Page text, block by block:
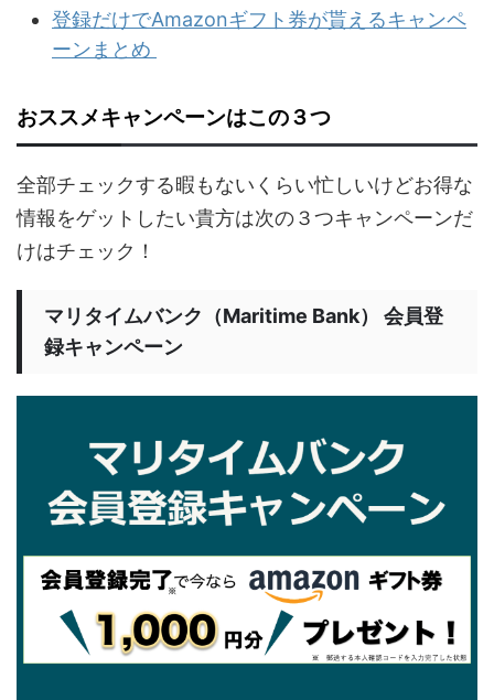
登録だけでAmazonギフト券が貰えるキャンペ
ーンまとめ
おススメキャンペーンはこの３つ
全部チェックする暇もないくらい忙しいけどお得な
情報をゲットしたい貴方は次の３つキャンペーンだ
けはチェック！
マリタイムバンク（Maritime Bank） 会員登
録キャンペーン